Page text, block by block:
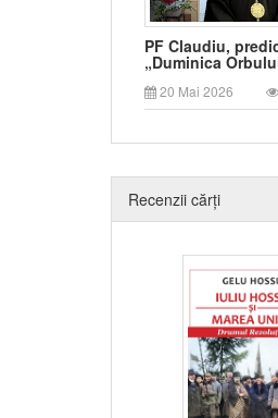
PF Claudiu,
„Duminica
20 Mai 2026
Recenzii cărți